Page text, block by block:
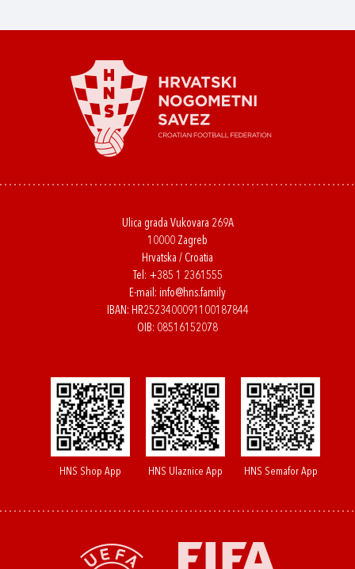
Ulica grada Vukovara 269A
10000 Zagreb
Hrvatska / Croatia
Tel: +385 1 2361555
E-mail: info@hns.family
IBAN: HR2523400091100187844
OIB: 08516152078
HNS Shop App HNS Ulaznice App HNS Semafor App